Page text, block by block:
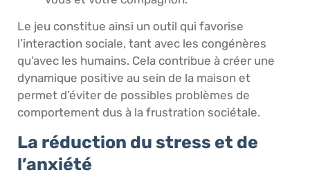
Le jeu constitue ainsi un outil qui favorise
l’interaction sociale, tant avec les congénères
qu’avec les humains. Cela contribue à créer une
dynamique positive au sein de la maison et
permet d’éviter de possibles problèmes de
comportement dus à la frustration sociétale.
La réduction du stress et de
l’anxiété